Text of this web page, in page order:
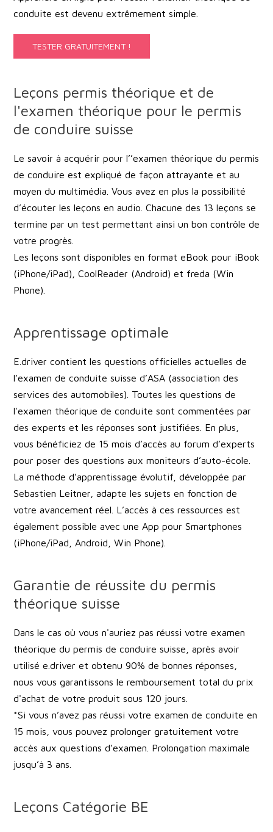
conduite est devenu extrêmement simple.
TESTER GRATUITEMENT !
Leçons permis théorique et de
l'examen théorique pour le permis
de conduire suisse
Le savoir à acquérir pour l’’examen théorique du permis
de conduire est expliqué de façon attrayante et au
moyen du multimédia. Vous avez en plus la possibilité
d’écouter les leçons en audio. Chacune des 13 leçons se
termine par un test permettant ainsi un bon contrôle de
votre progrès.
Les leçons sont disponibles en format eBook pour iBook
(iPhone/iPad), CoolReader (Android) et freda (Win
Phone).
Apprentissage optimale
E.driver contient les questions officielles actuelles de
l’examen de conduite suisse d’ASA (association des
services des automobiles). Toutes les questions de
l'examen théorique de conduite sont commentées par
des experts et les réponses sont justifiées. En plus,
vous bénéficiez de 15 mois d’accès au forum d’experts
pour poser des questions aux moniteurs d’auto-école.
La méthode d’apprentissage évolutif, développée par
Sebastien Leitner, adapte les sujets en fonction de
votre avancement réel. L’accès à ces ressources est
également possible avec une App pour Smartphones
(iPhone/iPad, Android, Win Phone).
Garantie de réussite du permis
théorique suisse
Dans le cas où vous n'auriez pas réussi votre examen
théorique du permis de conduire suisse, après avoir
utilisé e.driver et obtenu 90% de bonnes réponses,
nous vous garantissons le remboursement total du prix
d'achat de votre produit sous 120 jours.
*Si vous n’avez pas réussi votre examen de conduite en
15 mois, vous pouvez prolonger gratuitement votre
accès aux questions d’examen. Prolongation maximale
jusqu’à 3 ans.
Leçons Catégorie BE